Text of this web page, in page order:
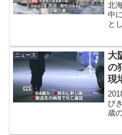
北
中
と
乳
た
ニュース
大
の
現
び
歳